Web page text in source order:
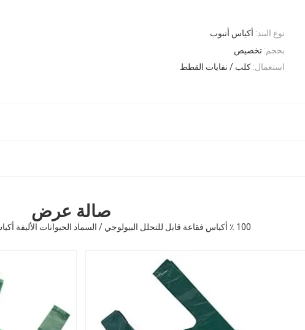
نوع البند: أكياس أنبوب
بحجم: تخصيص
استعمال: كلب / نفايات القطط
صالة عرض
100 ٪ أكياس فقاعة قابل للتحلل البيولوجي / السماد الحيوانات الأليفة أكياس النفايات العرف خدمة مقبولة